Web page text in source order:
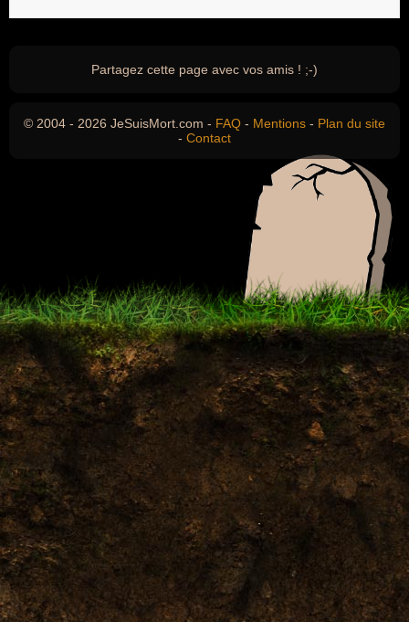
Partagez cette page avec vos amis ! ;-)
© 2004 - 2026 JeSuisMort.com - FAQ - Mentions - Plan du site
- Contact